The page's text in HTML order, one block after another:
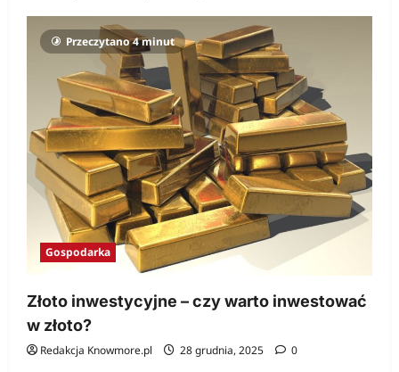
Przeczytano 4 minut
Gospodarka
Złoto inwestycyjne – czy warto inwestować
w złoto?
Redakcja Knowmore.pl 28 grudnia, 2025 0